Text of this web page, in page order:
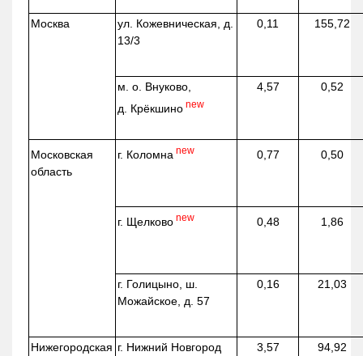
Москва ул. Кожевническая , д.
13/3
0,11 155,72
м. о. Внуково,
д. Крёкшино new
4,57 0,52
Московская
область
г. Коломна new 0,77 0,50
г. Щелково new 0,48 1,86
г. Голицыно, ш.
Можайское, д. 57
0,16 21,03
Нижегородская г. Нижний Новгород 3,57 94,92